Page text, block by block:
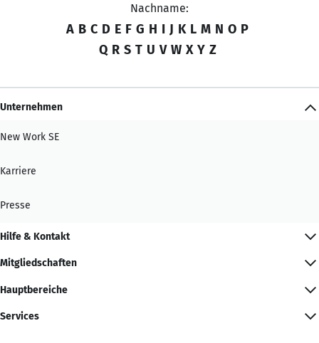
Nachname:
A B C D E F G H I J K L M N O P
Q R S T U V W X Y Z
Unternehmen
New Work SE
Karriere
Presse
Hilfe & Kontakt
Mitgliedschaften
Hauptbereiche
Services